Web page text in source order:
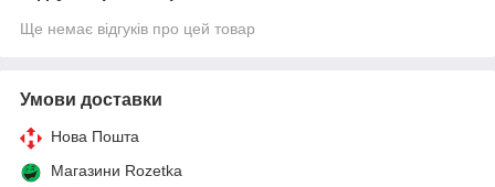
Ще немає відгуків про цей товар
Умови доставки
Нова Пошта
Магазини Rozetka